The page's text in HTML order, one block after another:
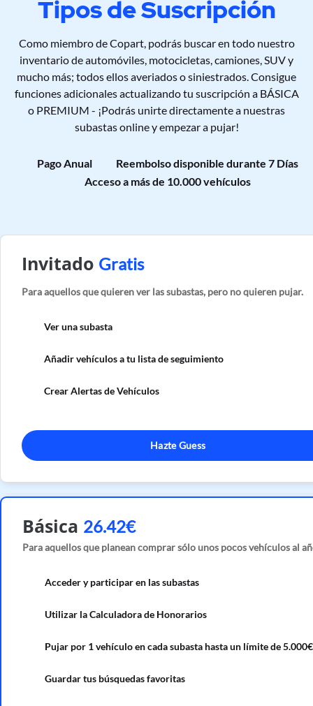
Tipos de Suscripción
Como miembro de Copart, podrás buscar en todo nuestro
inventario de automóviles, motocicletas, camiones, SUV y
mucho más; todos ellos averiados o siniestrados. Consigue
funciones adicionales actualizando tu suscripción a BÁSICA
o PREMIUM - ¡Podrás unirte directamente a nuestras
subastas online y empezar a pujar!
Pago Anual
Reembolso disponible durante 7 Días
Acceso a más de 10.000 vehículos
Invitado Gratis
Para aquellos que quieren ver las subastas, pero no quieren pujar.
Ver una subasta
Añadir vehículos a tu lista de seguimiento
Crear Alertas de Vehículos
Hazte Guess
Básica 26.42€
Para aquellos que planean comprar sólo unos pocos vehículos al
Acceder y participar en las subastas
Utilizar la Calculadora de Honorarios
Pujar por 1 vehículo en cada subasta hasta un límite de 5.000€
Guardar tus búsquedas favoritas